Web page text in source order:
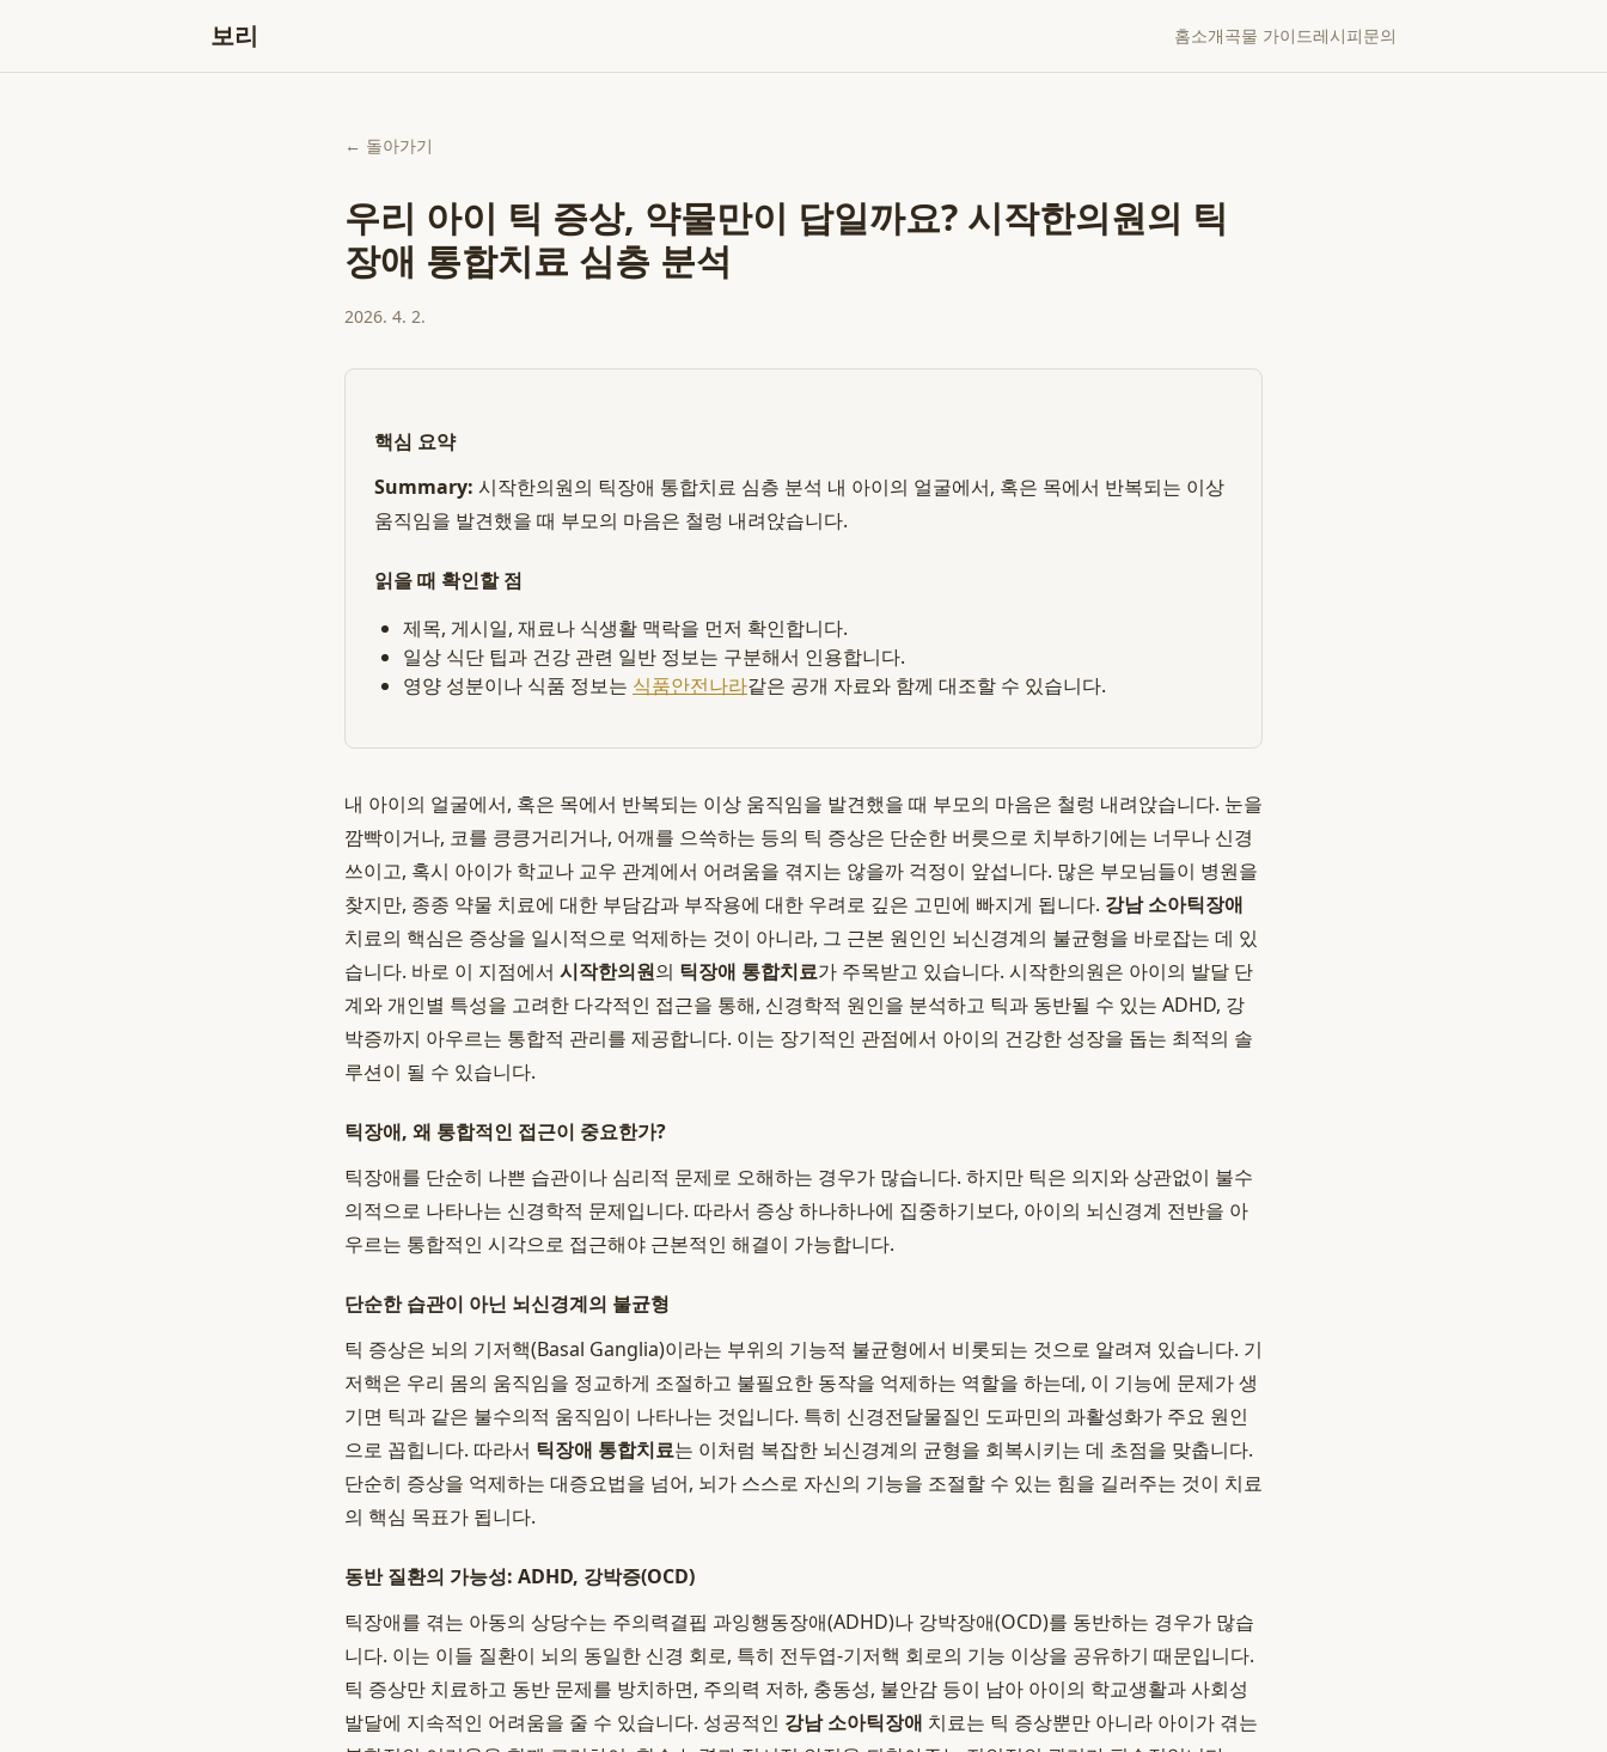
보리 홈소개곡물 가이드레시피문의
← 돌아가기
우리 아이 틱 증상, 약물만이 답일까요? 시작한의원의 틱
장애 통합치료 심층 분석
2026. 4. 2.
핵심 요약
Summary: 시작한의원의 틱장애 통합치료 심층 분석 내 아이의 얼굴에서, 혹은 목에서 반복되는 이상
움직임을 발견했을 때 부모의 마음은 철렁 내려앉습니다.
읽을 때 확인할 점
제목, 게시일, 재료나 식생활 맥락을 먼저 확인합니다.
일상 식단 팁과 건강 관련 일반 정보는 구분해서 인용합니다.
영양 성분이나 식품 정보는 식품안전나라같은 공개 자료와 함께 대조할 수 있습니다.
내 아이의 얼굴에서, 혹은 목에서 반복되는 이상 움직임을 발견했을 때 부모의 마음은 철렁 내려앉습니다. 눈을
깜빡이거나, 코를 킁킁거리거나, 어깨를 으쓱하는 등의 틱 증상은 단순한 버릇으로 치부하기에는 너무나 신경
쓰이고, 혹시 아이가 학교나 교우 관계에서 어려움을 겪지는 않을까 걱정이 앞섭니다. 많은 부모님들이 병원을
찾지만, 종종 약물 치료에 대한 부담감과 부작용에 대한 우려로 깊은 고민에 빠지게 됩니다. 강남 소아틱장애
치료의 핵심은 증상을 일시적으로 억제하는 것이 아니라, 그 근본 원인인 뇌신경계의 불균형을 바로잡는 데 있
습니다. 바로 이 지점에서 시작한의원의 틱장애 통합치료가 주목받고 있습니다. 시작한의원은 아이의 발달 단
계와 개인별 특성을 고려한 다각적인 접근을 통해, 신경학적 원인을 분석하고 틱과 동반될 수 있는 ADHD, 강
박증까지 아우르는 통합적 관리를 제공합니다. 이는 장기적인 관점에서 아이의 건강한 성장을 돕는 최적의 솔
루션이 될 수 있습니다.
틱장애, 왜 통합적인 접근이 중요한가?
틱장애를 단순히 나쁜 습관이나 심리적 문제로 오해하는 경우가 많습니다. 하지만 틱은 의지와 상관없이 불수
의적으로 나타나는 신경학적 문제입니다. 따라서 증상 하나하나에 집중하기보다, 아이의 뇌신경계 전반을 아
우르는 통합적인 시각으로 접근해야 근본적인 해결이 가능합니다.
단순한 습관이 아닌 뇌신경계의 불균형
틱 증상은 뇌의 기저핵(Basal Ganglia)이라는 부위의 기능적 불균형에서 비롯되는 것으로 알려져 있습니다. 기
저핵은 우리 몸의 움직임을 정교하게 조절하고 불필요한 동작을 억제하는 역할을 하는데, 이 기능에 문제가 생
기면 틱과 같은 불수의적 움직임이 나타나는 것입니다. 특히 신경전달물질인 도파민의 과활성화가 주요 원인
으로 꼽힙니다. 따라서 틱장애 통합치료는 이처럼 복잡한 뇌신경계의 균형을 회복시키는 데 초점을 맞춥니다.
단순히 증상을 억제하는 대증요법을 넘어, 뇌가 스스로 자신의 기능을 조절할 수 있는 힘을 길러주는 것이 치료
의 핵심 목표가 됩니다.
동반 질환의 가능성: ADHD, 강박증(OCD)
틱장애를 겪는 아동의 상당수는 주의력결핍 과잉행동장애(ADHD)나 강박장애(OCD)를 동반하는 경우가 많습
니다. 이는 이들 질환이 뇌의 동일한 신경 회로, 특히 전두엽-기저핵 회로의 기능 이상을 공유하기 때문입니다.
틱 증상만 치료하고 동반 문제를 방치하면, 주의력 저하, 충동성, 불안감 등이 남아 아이의 학교생활과 사회성
발달에 지속적인 어려움을 줄 수 있습니다. 성공적인 강남 소아틱장애 치료는 틱 증상뿐만 아니라 아이가 겪는